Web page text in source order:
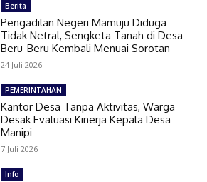
Berita
Pengadilan Negeri Mamuju Diduga
Tidak Netral, Sengketa Tanah di Desa
Beru-Beru Kembali Menuai Sorotan
24 Juli 2026
PEMERINTAHAN
Kantor Desa Tanpa Aktivitas, Warga
Desak Evaluasi Kinerja Kepala Desa
Manipi
7 Juli 2026
Info